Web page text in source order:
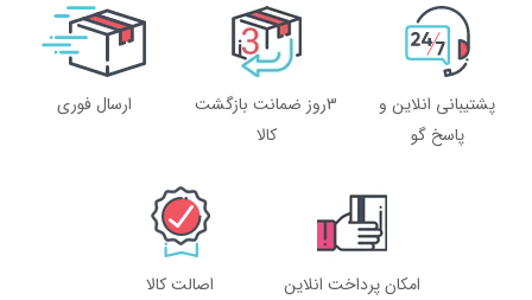
پشتیبانی انلاین و
پاسخ گو
3روز ضمانت بازگشت
کالا
ارسال فوری
امکان پرداخت انلاین اصالت کالا